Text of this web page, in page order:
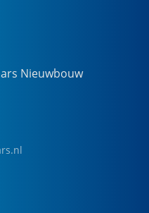
Nieuwbouw